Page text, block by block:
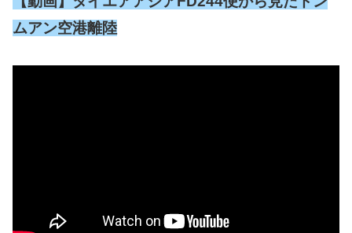
ムアン空港離陸